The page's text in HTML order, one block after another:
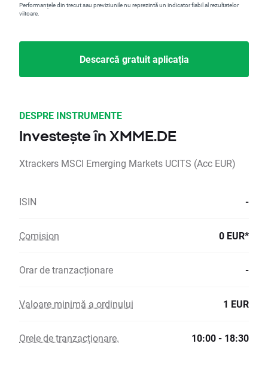
Performanțele din trecut sau previziunile nu reprezintă un indicator fiabil al rezultatelor
viitoare.
Descarcă gratuit aplicația
DESPRE INSTRUMENTE
Investește în XMME.DE
Xtrackers MSCI Emerging Markets UCITS (Acc EUR)
ISIN -
Comision 0 EUR*
Orar de tranzacționare -
Valoare minimă a ordinului 1 EUR
Orele de tranzacționare. 10:00 - 18:30